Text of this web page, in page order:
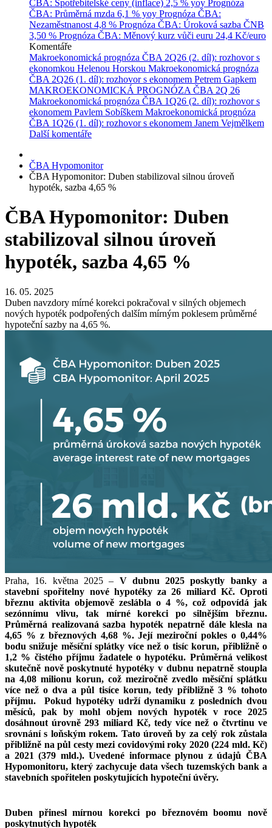
ČBA: Spotřebitelské ceny (inflace) 2,5 % yoy Prognóza
ČBA: Průměrná mzda 6,1 % yoy Prognóza ČBA:
Nezaměstnanost 4,8 % Prognóza ČBA: Úroková sazba ČNB
3,50 % Prognóza ČBA: Měnový kurz vůči euru 24,4 Kč/euro
Komentáře
Makroekonomická prognóza ČBA 2Q26 (2. díl): rozhovor s
ekonomkou Helenou Horskou Makroekonomická prognóza
ČBA 2Q26 (1. díl): rozhovor s ekonomem Petrem Gapkem
MAKROEKONOMICKÁ PROGNÓZA ČBA 2Q 26
Makroekonomická prognóza ČBA 1Q26 (2. díl): rozhovor s
ekonomem Pavlem Sobíškem Makroekonomická prognóza
ČBA 1Q26 (1. díl): rozhovor s ekonomem Janem Vejmělkem
Další komentáře
ČBA Hypomonitor
ČBA Hypomonitor: Duben stabilizoval silnou úroveň
hypoték, sazba 4,65 %
ČBA Hypomonitor: Duben
stabilizoval silnou úroveň
hypoték, sazba 4,65 %
16. 05. 2025
Duben navzdory mírné korekci pokračoval v silných objemech
nových hypoték podpořených dalším mírným poklesem průměrné
hypoteční sazby na 4,65 %.
Praha, 16. května 2025 – V dubnu 2025 poskytly banky a
stavební spořitelny nové hypotéky za 26 miliard Kč. Oproti
březnu aktivita objemově zeslábla o 4 %, což odpovídá jak
sezónnímu vlivu, tak mírné korekci po silnějším březnu.
Průměrná realizovaná sazba hypoték nepatrně dále klesla na
4,65 % z březnových 4,68 %. Její meziroční pokles o 0,44%
bodu snižuje měsíční splátky více než o tisíc korun, přibližně o
1,2 % čistého příjmu žadatele o hypotéku. Průměrná velikost
skutečně nově poskytnuté hypotéky v dubnu nepatrně stoupla
na 4,08 milionu korun, což meziročně zvedlo měsíční splátku
více než o dva a půl tisíce korun, tedy přibližně 3 % tohoto
příjmu. Pokud hypotéky udrží dynamiku z posledních dvou
měsíců, pak by mohl objem nových hypoték v roce 2025
dosáhnout úrovně 293 miliard Kč, tedy více než o čtvrtinu ve
srovnání s loňským rokem. Tato úroveň by za celý rok zůstala
přibližně na půl cesty mezi covidovými roky 2020 (224 mld. Kč)
a 2021 (379 mld.). Uvedené informace plynou z údajů ČBA
Hypomonitoru, který zachycuje data všech tuzemských bank a
stavebních spořitelen poskytujících hypoteční úvěry.
Duben přinesl mírnou korekci po březnovém boomu nově
poskytnutých hypoték